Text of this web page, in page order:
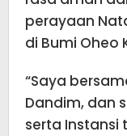
perayaan
di Bumi Oheo
“Saya
Dandim, dan
serta Instansi